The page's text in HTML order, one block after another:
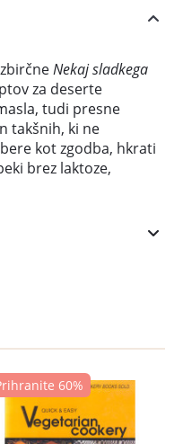
Nekaj sladkega
za deserte
tudi presne
takšnih, ki ne
kot zgodba, hkrati
brez laktoze,
60%